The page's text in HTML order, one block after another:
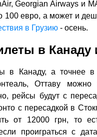
Georgian Airways и
100 евро, а может и
в Грузию- осень.
в Канаду
в Канаду, а точнее в
Оттаву можно
рейсы будут с
с пересадкой в
от 12000 грн, то
проиграться с